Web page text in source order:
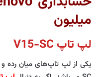
میلیون
لپ تاپ V15-SC